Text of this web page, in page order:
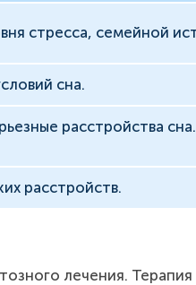
стресса, семейной
сна.
расстройства
расстройств.
лечения.